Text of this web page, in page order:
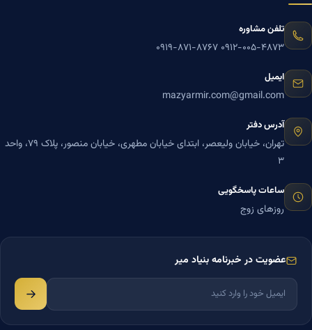
تلفن مشاوره
۰۹۱۲-۰۰۵-۴۸۷۳ ۰۹۱۹-۸۷۱-۸۷۶۷
ایمیل
mazyarmir.com@gmail.com
آدرس دفتر
تهران، خیابان ولیعصر، ابتدای خیابان مطهری، خیابان منصور، پلاک ۷۹، واحد
۳
ساعات پاسخگویی
روزهای زوج
عضویت در خبرنامه بنیاد میر